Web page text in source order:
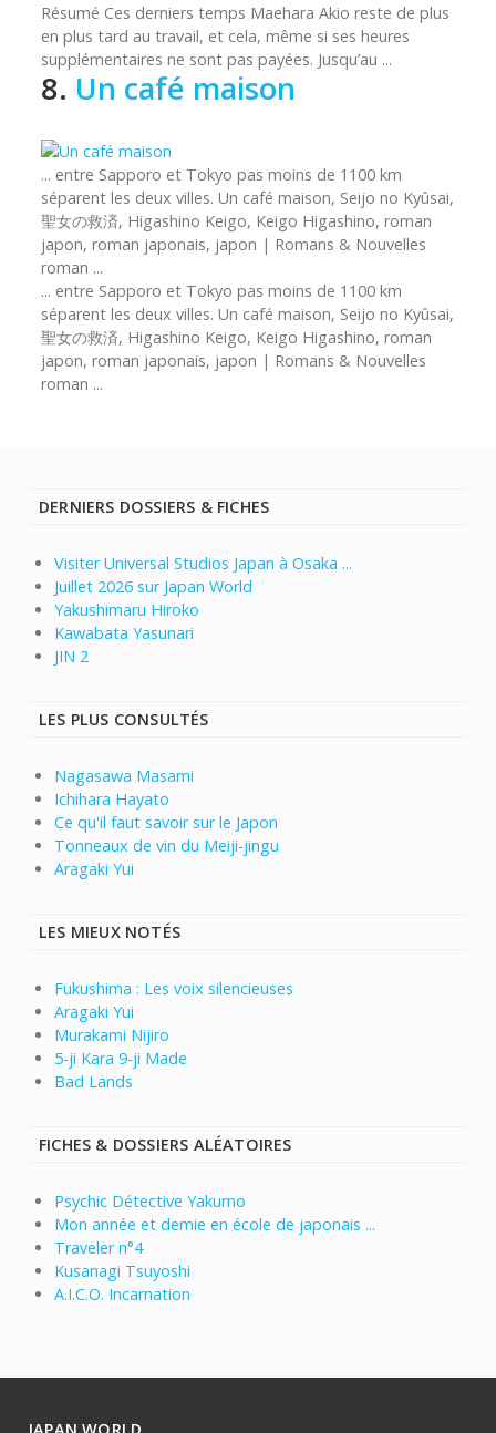
Résumé Ces derniers temps Maehara Akio reste de plus
en plus tard au travail, et cela, même si ses heures
supplémentaires ne sont pas payées. Jusqu’au ...
8. Un café maison
... entre Sapporo et Tokyo pas moins de 1100 km
séparent les deux villes. Un café maison, Seijo no Kyûsai,
聖女の救済, Higashino Keigo, Keigo Higashino, roman
japon, roman japonais, japon | Romans & Nouvelles
roman ...
... entre Sapporo et Tokyo pas moins de 1100 km
séparent les deux villes. Un café maison, Seijo no Kyûsai,
聖女の救済, Higashino Keigo, Keigo Higashino, roman
japon, roman japonais, japon | Romans & Nouvelles
roman ...
DERNIERS DOSSIERS & FICHES
Visiter Universal Studios Japan à Osaka ...
Juillet 2026 sur Japan World
Yakushimaru Hiroko
Kawabata Yasunari
JIN 2
LES PLUS CONSULTÉS
Nagasawa Masami
Ichihara Hayato
Ce qu'il faut savoir sur le Japon
Tonneaux de vin du Meiji-jingu
Aragaki Yui
LES MIEUX NOTÉS
Fukushima : Les voix silencieuses
Aragaki Yui
Murakami Nijiro
5-ji Kara 9-ji Made
Bad Lands
FICHES & DOSSIERS ALÉATOIRES
Psychic Détective Yakumo
Mon année et demie en école de japonais ...
Traveler n°4
Kusanagi Tsuyoshi
A.I.C.O. Incarnation